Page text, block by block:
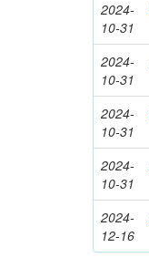
2024-
10-31
2024-
10-31
2024-
10-31
2024-
10-31
2024-
12-16